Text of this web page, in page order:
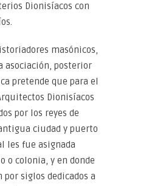
Dionisíacos con
masónicos,
asociación, posterior
pretende que para el
Dionisíacos
por los reyes de
ciudad y puerto
les fue asignada
o colonia, y en donde
siglos dedicados a